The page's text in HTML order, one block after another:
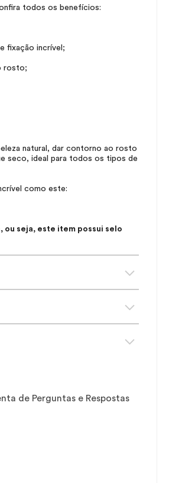
todos os benefícios:
fixação incrível;
rosto;
natural, dar contorno ao rosto
seco, ideal para todos os tipos de
como este:
ou seja, este item possui selo
de Perguntas e Respostas